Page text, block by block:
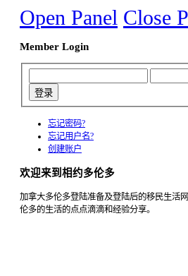
Open Panel Close
Member Login
忘记密码?
忘记用户名?
创建账户
欢迎来到相约多伦多
加拿大多伦多登陆准备及登陆后的移民生活
伦多的生活的点点滴滴和经验分享。